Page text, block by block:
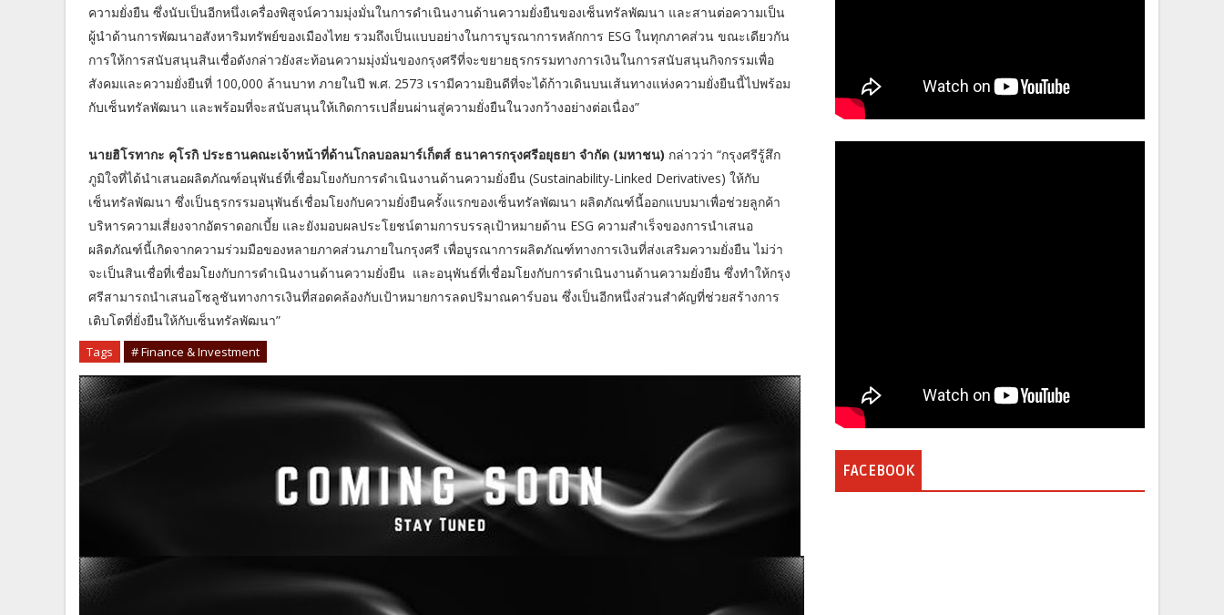
ความยั่งยืน ซึ่งนับเป็นอีกหนึ่งเครื่องพิสูจน์ความมุ่งมั่นในการดำเนินงานด้านความยั่งยืนของเซ็นทรัลพัฒนา และสานต่อความเป็น
ผู้นำด้านการพัฒนาอสังหาริมทรัพย์ของเมืองไทย รวมถึงเป็นแบบอย่างในการบูรณาการหลักการ ESG ในทุกภาคส่วน ขณะเดียวกัน
การให้การสนับสนุนสินเชื่อดังกล่าวยังสะท้อนความมุ่งมั่นของกรุงศรีที่จะขยายธุรกรรมทางการเงินในการสนับสนุนกิจกรรมเพื่อ
สังคมและความยั่งยืนที่ 100,000 ล้านบาท ภายในปี พ.ศ. 2573 เรามีความยินดีที่จะได้ก้าวเดินบนเส้นทางแห่งความยั่งยืนนี้ไปพร้อม
กับเซ็นทรัลพัฒนา และพร้อมที่จะสนับสนุนให้เกิดการเปลี่ยนผ่านสู่ความยั่งยืนในวงกว้างอย่างต่อเนื่อง”
นายฮิโรทากะ คุโรกิ ประธานคณะเจ้าหน้าที่ด้านโกลบอลมาร์เก็ตส์ ธนาคารกรุงศรีอยุธยา จำกัด (มหาชน) กล่าวว่า “กรุงศรีรู้สึก
ภูมิใจที่ได้นำเสนอผลิตภัณฑ์อนุพันธ์ที่เชื่อมโยงกับการดำเนินงานด้านความยั่งยืน (Sustainability-Linked Derivatives) ให้กับ
เซ็นทรัลพัฒนา ซึ่งเป็นธุรกรรมอนุพันธ์เชื่อมโยงกับความยั่งยืนครั้งแรกของเซ็นทรัลพัฒนา ผลิตภัณฑ์นี้ออกแบบมาเพื่อช่วยลูกค้า
บริหารความเสี่ยงจากอัตราดอกเบี้ย และยังมอบผลประโยชน์ตามการบรรลุเป้าหมายด้าน ESG ความสำเร็จของการนำเสนอ
ผลิตภัณฑ์นี้เกิดจากความร่วมมือของหลายภาคส่วนภายในกรุงศรี เพื่อบูรณาการผลิตภัณฑ์ทางการเงินที่ส่งเสริมความยั่งยืน ไม่ว่า
จะเป็นสินเชื่อที่เชื่อมโยงกับการดำเนินงานด้านความยั่งยืน และอนุพันธ์ที่เชื่อมโยงกับการดำเนินงานด้านความยั่งยืน ซึ่งทำให้กรุง
ศรีสามารถนำเสนอโซลูชันทางการเงินที่สอดคล้องกับเป้าหมายการลดปริมาณคาร์บอน ซึ่งเป็นอีกหนึ่งส่วนสำคัญที่ช่วยสร้างการ
เติบโตที่ยั่งยืนให้กับเซ็นทรัลพัฒนา”
Tags # Finance & Investment
FACEBOOK